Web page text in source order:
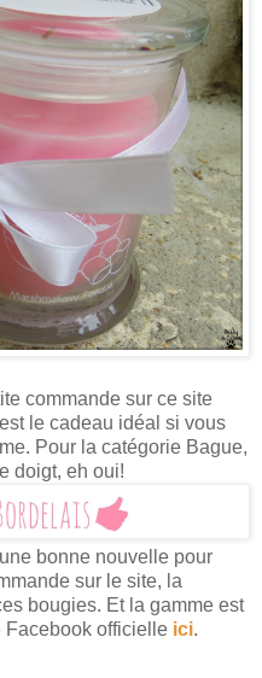
commande sur ce site
le cadeau idéal si vous
Pour la catégorie Bague,
doigt, eh oui!
bonne nouvelle pour
sur le site, la
bougies. Et la gamme est
Facebook officielle ici.